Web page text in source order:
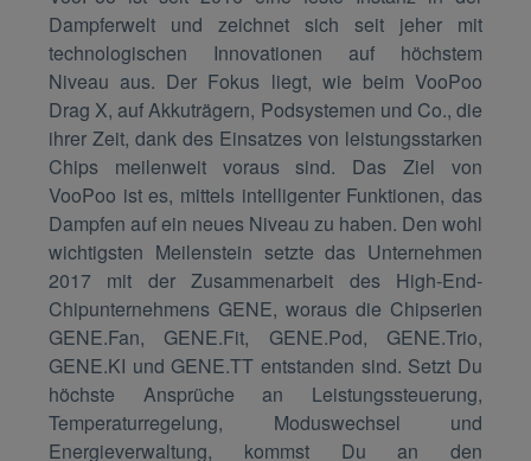
Dampferwelt und zeichnet sich seit jeher mit
technologischen Innovationen auf höchstem
Niveau aus. Der Fokus liegt, wie beim VooPoo
Drag X, auf Akkuträgern, Podsystemen und Co., die
ihrer Zeit, dank des Einsatzes von leistungsstarken
Chips meilenweit voraus sind. Das Ziel von
VooPoo ist es, mittels intelligenter Funktionen, das
Dampfen auf ein neues Niveau zu haben. Den wohl
wichtigsten Meilenstein setzte das Unternehmen
2017 mit der Zusammenarbeit des High-End-
Chipunternehmens GENE, woraus die Chipserien
GENE.Fan, GENE.Fit, GENE.Pod, GENE.Trio,
GENE.KI und GENE.TT entstanden sind. Setzt Du
höchste Ansprüche an Leistungssteuerung,
Temperaturregelung, Moduswechsel und
Energieverwaltung, kommst Du an den